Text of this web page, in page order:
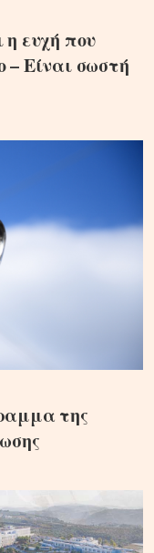
ευχή που
– Είναι σωστή
της